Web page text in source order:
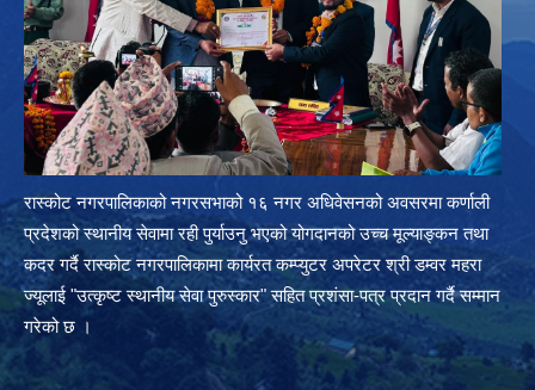
रास्कोट नगरपालिकाको नगरसभाको १६ नगर अधिवेसनको अवसरमा कर्णाली
प्रदेशको स्थानीय सेवामा रही पुर्याउनु भएको योगदानको उच्च मूल्याङ्कन तथा
कदर गर्दै रास्कोट नगरपालिकामा कार्यरत कम्प्युटर अपरेटर श्री डम्वर महरा
ज्यूलाई "उत्कृष्ट स्थानीय सेवा पुरुस्कार" सहित प्रशंसा-पत्र प्रदान गर्दै सम्मान
गरेको छ ।